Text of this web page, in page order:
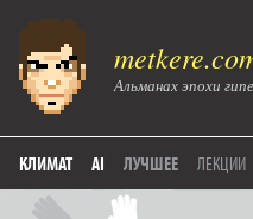
Альманах эпохи
КЛИМАТ AI ЛУЧШЕЕ ЛЕКЦИИ